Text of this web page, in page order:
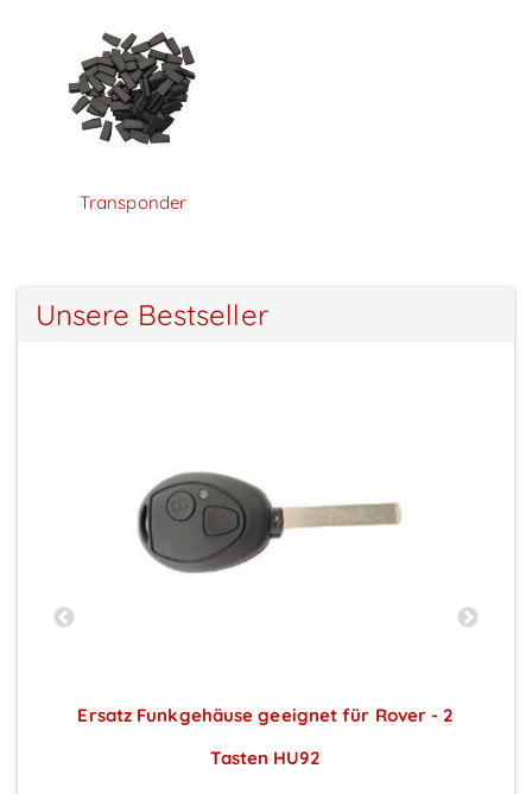
Transponder
Unsere Bestseller
Ersatz Funkgehäuse geeignet für Rover - 2
Tasten HU92